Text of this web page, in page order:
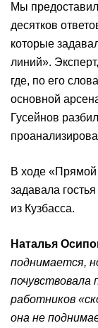
Мы
десятков
которые
линий».
где, по его
основной
Гусейнов
В ходе «Прямой
задавала
из Кузбасса.
Наталья
поднимается,
почувствовала
работников
она не